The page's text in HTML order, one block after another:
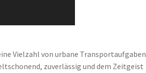
Vielzahl von urbane Transportaufgaben
zuverlässig und dem Zeitgeist